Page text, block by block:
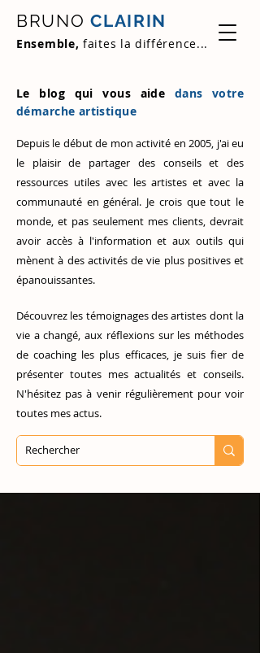
BRUNO CLAIRIN
Ensemble, faites la différence...
Le blog qui vous aide dans votre
démarche artistique
Depuis le début de mon activité en 2005, j'ai eu
le plaisir de partager des conseils et des
ressources utiles avec les artistes et avec la
communauté en général. Je crois que tout le
monde, et pas seulement mes clients, devrait
avoir accès à l'information et aux outils qui
mènent à des activités de vie plus positives et
épanouissantes.
Découvrez les témoignages des artistes dont la
vie a changé, aux réflexions sur les méthodes
de coaching les plus efficaces, je suis fier de
présenter toutes mes actualités et conseils.
N'hésitez pas à venir régulièrement pour voir
toutes mes actus.